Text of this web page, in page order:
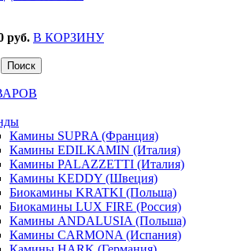
руб. В КОРЗИНУ
Камины SUPRA (Франция)
Камины EDILKAMIN (Италия)
Камины PALAZZETTI (Италия)
Камины KEDDY (Швеция)
Биокамины KRATKI (Польша)
Биокамины LUX FIRE (Россия)
Камины ANDALUSIA (Польша)
Камины CARMONA (Испания)